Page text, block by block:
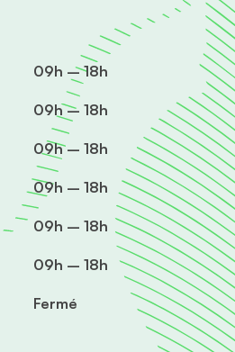
09h – 18h
09h – 18h
09h – 18h
09h – 18h
09h – 18h
09h – 18h
Fermé